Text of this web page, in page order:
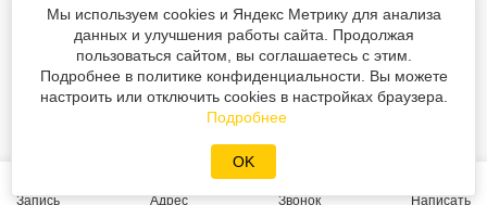
Запись Адрес Звонок Написать
Вся текстовая и графическая информация на сайте защищена законом об авторском
Политика персональных данных
Согласие на обработку персональных данных
Разработка сайтаMahogany
© «Реновод» 2008-2026
Политика персональных данных
Разработка сайтаMahogany
Мы используем cookies и Яндекс Метрику для анализа
данных и улучшения работы сайта. Продолжая
пользоваться сайтом, вы соглашаетесь с этим.
Подробнее в политике конфиденциальности. Вы можете
настроить или отключить cookies в настройках браузера.
Подробнее
OK